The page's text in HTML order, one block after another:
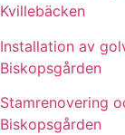
Kvillebäcken
Installation av
Biskopsgården
Stamrenovering
Biskopsgården